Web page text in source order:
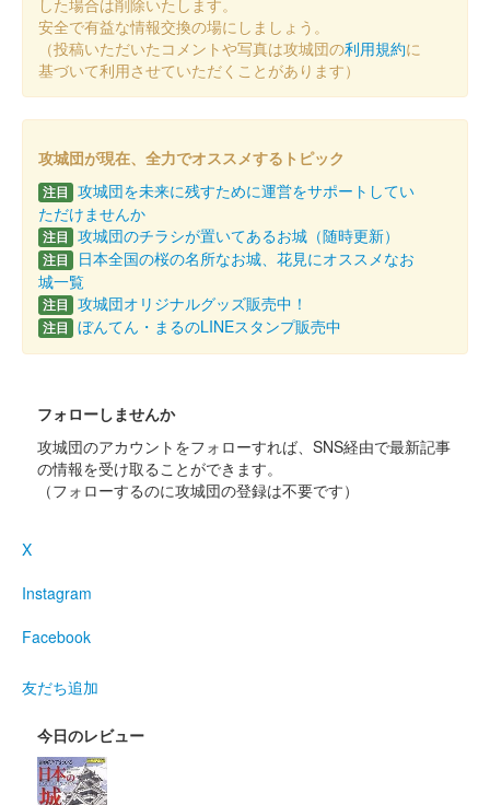
敦賀城 御城印 越前若狭お城フェス2024 スケルトン
版
2024年10月13、14日に開催された「越前若狭お城フェス2024」
の城ジェンヌのブースにて販売された御城印。
敦賀城 御城印 越前若狭お城フェス2024版
販売終了
2024年10月13、14日に開催された「越前若狭お城フェス2024」
敦賀城 御城印 越前若狭お城フェス2024限定版 ご当
地ぼんてん・まる
2024年10月13日（日）と14日（月・祝）に開催された「北陸新
幹線福井・敦賀開業記念 越前若狭お城フェス2024」の会場で販
売された御城印。攻城団のマスコットキャラクター〈ぼんてん・
まる〉の福井版……
敦賀城 御城印
販売終了
した場合は削除いたします。
安全で有益な情報交換の場にしましょう。
（投稿いただいたコメントや写真は攻城団の利用規約に
基づいて利用させていただくことがあります）
攻城団が現在、全力でオススメするトピック
注目 攻城団を未来に残すために運営をサポートしてい
ただけませんか
注目 攻城団のチラシが置いてあるお城（随時更新）
注目
日本全国の桜の名所なお城、花見にオススメなお
城一覧
注目 攻城団オリジナルグッズ販売中！
注目 ぼんてん・まるのLINEスタンプ販売中
フォローしませんか
攻城団のアカウントをフォローすれば、SNS経由で最新記事
の情報を受け取ることができます。
（フォローするのに攻城団の登録は不要です）
X
Instagram
Facebook
友だち追加
今日のレビュー